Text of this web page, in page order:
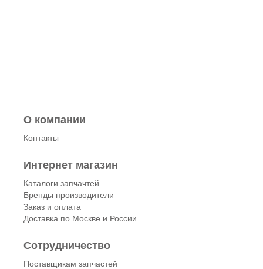
О компании
Контакты
Интернет магазин
Каталоги запчачтей
Бренды производители
Заказ и оплата
Доставка по Москве и России
Сотрудничество
Поставщикам запчастей